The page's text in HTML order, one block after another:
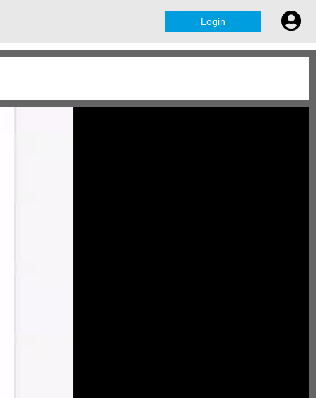
Login